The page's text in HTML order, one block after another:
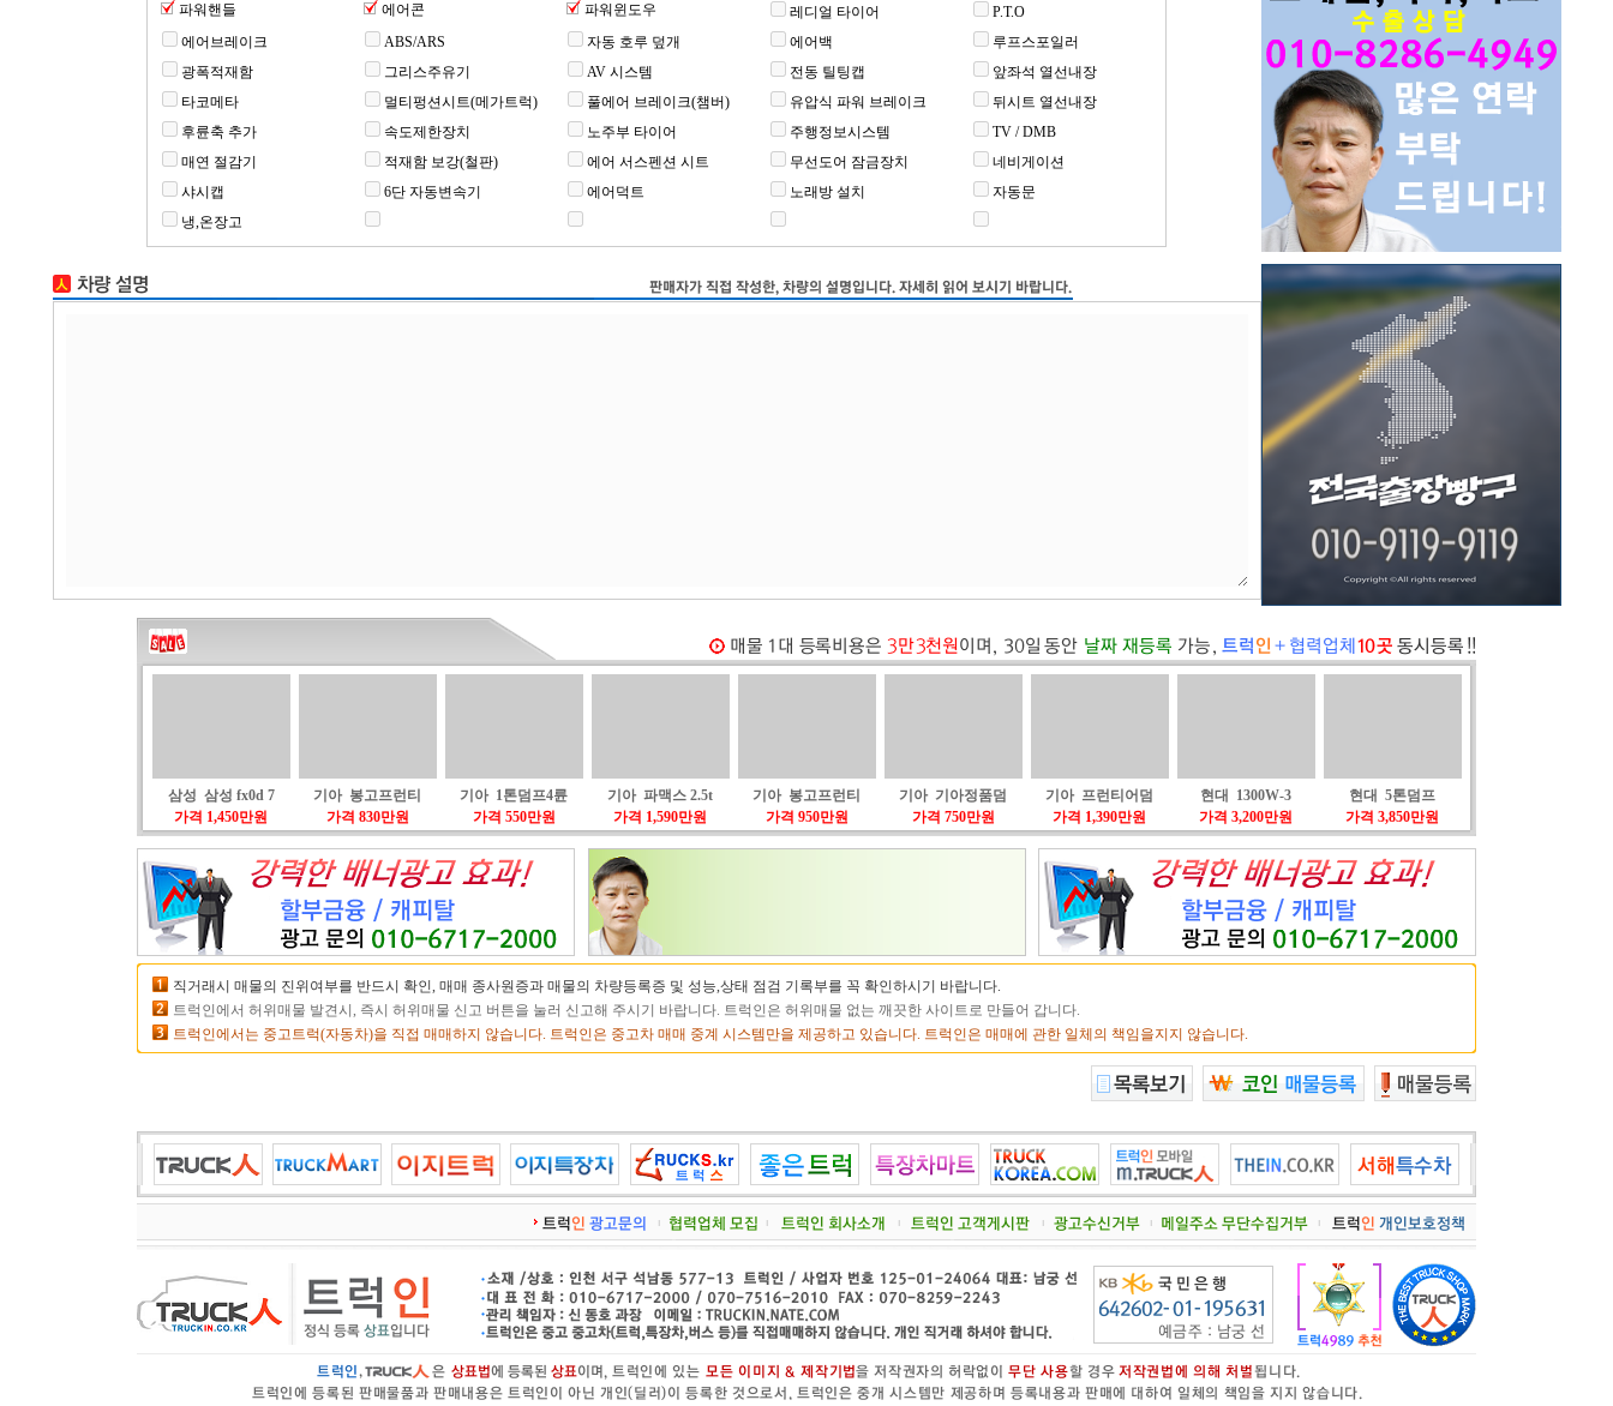
파워핸들 에어콘 파워윈도우 레디얼 타이어
P.T.O
에어브레이크
ABS/ARS 자동 호루 덮개 에어백
루프스포일러
광폭적재함
그리스주유기 AV 시스템 전동 틸팅캡
앞좌석 열선내장
타코메타
멀티펑션시트(메가트럭) 풀에어 브레이크(챔버) 유압식 파워 브레이크
뒤시트 열선내장
후륜축 추가
속도제한장치 노주부 타이어 주행정보시스템
TV / DMB
매연 절감기
적재함 보강(철판) 에어 서스펜션 시트 무선도어 잠금장치
네비게이션
샤시캡
6단 자동변속기 에어덕트 노래방 설치
자동문
냉,온장고
삼성 삼성 fx0d 7
가격 1,450만원
기아 봉고프런티
가격 830만원
기아 1톤덤프4륜
가격 550만원
기아 파맥스 2.5t
가격 1,590만원
기아 봉고프런티
가격 950만원
기아 기아정품덤
가격 750만원
기아 프런티어덤
가격 1,390만원
현대 1300W-3
가격 3,200만원
현대 5톤덤프
가격 3,850만원
직거래시 매물의 진위여부를 반드시 확인, 매매 종사원증과 매물의 차량등록증 및 성능,상태 점검 기록부를 꼭 확인하시기 바랍니다.
트럭인에서 허위매물 발견시, 즉시 허위매물 신고 버튼을 눌러 신고해 주시기 바랍니다. 트럭인은 허위매물 없는 깨끗한 사이트로 만들어 갑니다.
트럭인에서는 중고트럭(자동차)을 직접 매매하지 않습니다. 트럭인은 중고차 매매 중계 시스템만을 제공하고 있습니다. 트럭인은 매매에 관한 일체의 책임을지지 않습니다.